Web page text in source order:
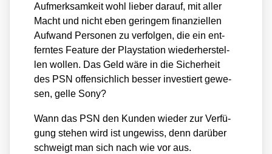
Auf­merk­sam­keit wohl lie­ber dar­auf, mit aller
Macht und nicht eben gerin­gem finan­zi­el­len
Auf­wand Per­so­nen zu ver­fol­gen, die ein ent­
fern­tes Fea­ture der Play­sta­ti­on wie­der­her­stel­
len wol­len. Das Geld wäre in die Sicher­heit
des PSN offen­sich­lich bes­ser inves­tiert gewe­
sen, gel­le Sony?
Wann das PSN den Kun­den wie­der zur Ver­fü­
gung ste­hen wird ist unge­wiss, denn dar­über
schweigt man sich nach wie vor aus.